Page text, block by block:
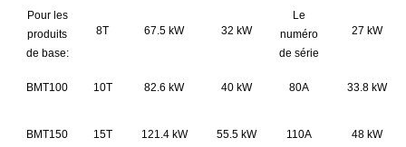
Pour les
produits
de base:
8T 67.5 kW 32 kW
Le
numéro
de série
27 kW
BMT100 10T 82.6 kW 40 kW 80A 33.8 kW
BMT150 15T 121.4 kW 55.5 kW 110A 48 kW